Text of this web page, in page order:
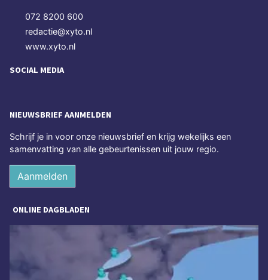
072 8200 600
redactie@xyto.nl
www.xyto.nl
SOCIAL MEDIA
NIEUWSBRIEF AANMELDEN
Schrijf je in voor onze nieuwsbrief en krijg wekelijks een
samenvatting van alle gebeurtenissen uit jouw regio.
Aanmelden
ONLINE DAGBLADEN